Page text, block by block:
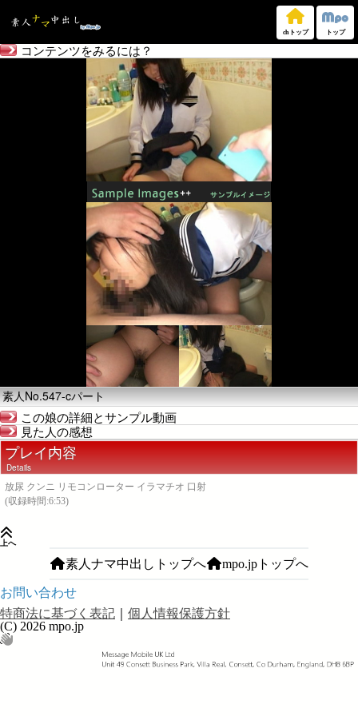
chトップ トップ
コンテンツをみるには？
素人No.547-cパート
この娘の詳細とサンプル動画
見た人の感想
プレイ内容
Details
放尿 クンニ リモコンローター イラマチオ 口射
(収録時間:6:53)
上へ
素人ナマ中出しトップへ mpo.jpトップへ
お問い合わせ
特商法に基づく表記
個人情報保護方針
(C) 2026 mpo.jp